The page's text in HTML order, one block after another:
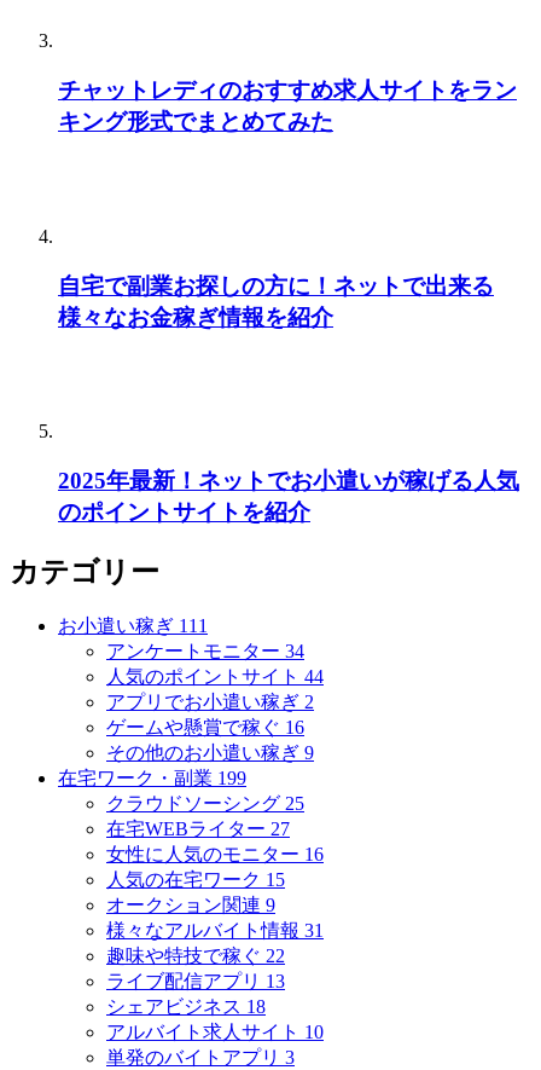
チャットレディのおすすめ求人サイトをラン
キング形式でまとめてみた
自宅で副業お探しの方に！ネットで出来る
様々なお金稼ぎ情報を紹介
2025年最新！ネットでお小遣いが稼げる人気
のポイントサイトを紹介
カテゴリー
お小遣い稼ぎ 111
アンケートモニター 34
人気のポイントサイト 44
アプリでお小遣い稼ぎ 2
ゲームや懸賞で稼ぐ 16
その他のお小遣い稼ぎ 9
在宅ワーク・副業 199
クラウドソーシング 25
在宅WEBライター 27
女性に人気のモニター 16
人気の在宅ワーク 15
オークション関連 9
様々なアルバイト情報 31
趣味や特技で稼ぐ 22
ライブ配信アプリ 13
シェアビジネス 18
アルバイト求人サイト 10
単発のバイトアプリ 3